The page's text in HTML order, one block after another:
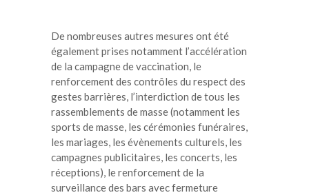
De nombreuses autres mesures ont été
également prises notamment l’accélération
de la campagne de vaccination, le
renforcement des contrôles du respect des
gestes barrières, l’interdiction de tous les
rassemblements de masse (notamment les
sports de masse, les cérémonies funéraires,
les mariages, les évènements culturels, les
campagnes publicitaires, les concerts, les
réceptions), le renforcement de la
surveillance des bars avec fermeture